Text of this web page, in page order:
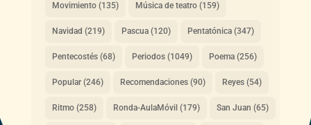
Movimiento(135) Música de teatro(159)
Navidad (219) Pascua(120) Pentatónica(347)
Pentecostés(68) Periodos(1049) Poema(256)
Popular(246) Recomendaciones(90) Reyes(54)
Ritmo(258) Ronda-AulaMóvil (179) San Juan (65)